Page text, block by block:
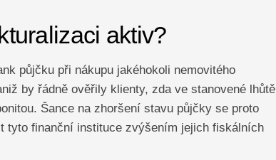
aktiv?
půjčku při nákupu jakéhokoli nemovitého
by řádně ověřily klienty, zda ve stanovené lhůtě
Šance na zhoršení stavu půjčky se proto
tyto finanční instituce zvýšením jejich fiskálních